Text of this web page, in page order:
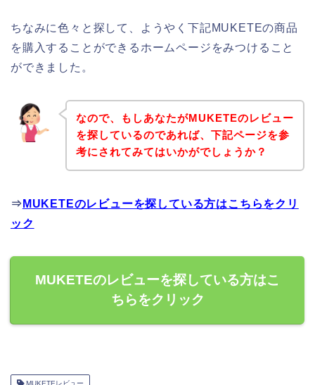
ちなみに色々と探して、ようやく下記MUKETEの商品
を購入することができるホームページをみつけること
ができました。
なので、もしあなたがMUKETEのレビュー
を探しているのであれば、下記ページを参
考にされてみてはいかがでしょうか？
⇒ MUKETEのレビューを探している方はこちらをクリ
ック
MUKETEのレビューを探している方はこ
ちらをクリック
MUKETEレビュー